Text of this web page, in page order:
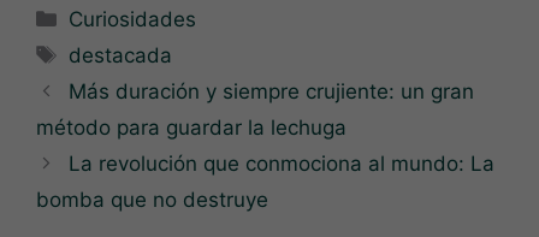
Categorías
Curiosidades
Etiquetas
destacada
Más duración y siempre crujiente: un gran
método para guardar la lechuga
La revolución que conmociona al mundo: La
bomba que no destruye